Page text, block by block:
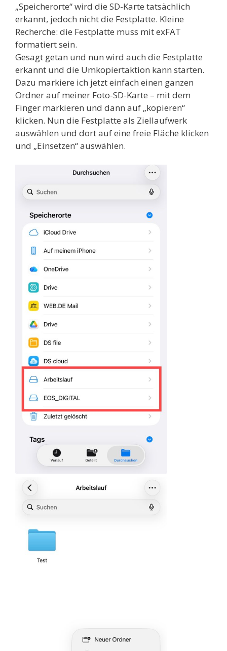
„Speicherorte“ wird die SD-Karte tatsächlich
erkannt, jedoch nicht die Festplatte. Kleine
Recherche: die Festplatte muss mit exFAT
formatiert sein.
Gesagt getan und nun wird auch die Festplatte
erkannt und die Umkopiertaktion kann starten.
Dazu markiere ich jetzt einfach einen ganzen
Ordner auf meiner Foto-SD-Karte – mit dem
Finger markieren und dann auf „kopieren“
klicken. Nun die Festplatte als Ziellaufwerk
auswählen und dort auf eine freie Fläche klicken
und „Einsetzen“ auswählen.